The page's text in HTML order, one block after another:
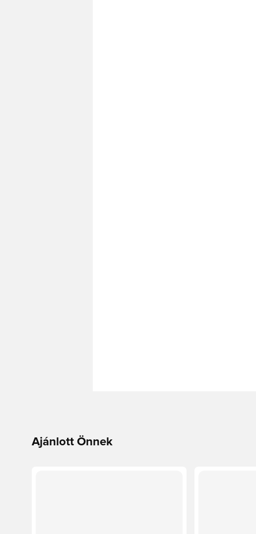
Ajánlott Önnek